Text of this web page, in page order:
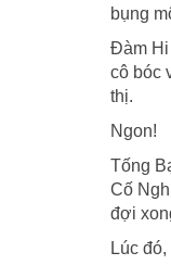
bụng
Đàm Hi
cô bóc
thị.
Ngon!
Tống
Cố
đợi
Lúc